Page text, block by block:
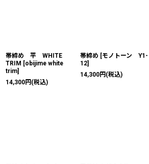
帯締め 平 WHITE
TRIM [obijime white
trim]
14,300円 (税込)
帯締め [モノトーン Y1-
12]
14,300円 (税込)